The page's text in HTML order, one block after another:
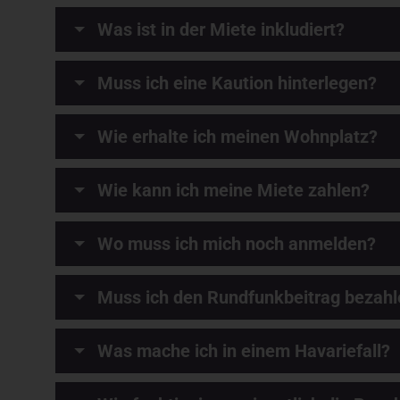
Was ist in der Miete inkludiert?
Muss ich eine Kaution hinterlegen?
Wie erhalte ich meinen Wohnplatz?
Wie kann ich meine Miete zahlen?
Wo muss ich mich noch anmelden?
Muss ich den Rundfunkbeitrag
Was mache ich in einem Havariefall?